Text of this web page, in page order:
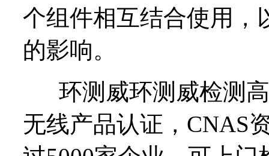
个组件相互结合使用，
的影响。
环测威环测威检测高
无线产品认证，CNAS